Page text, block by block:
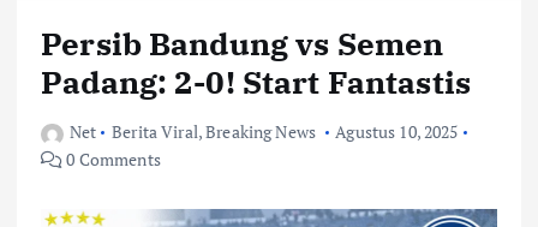
Persib Bandung vs Semen
Padang: 2-0! Start Fantastis
Net Berita Viral,Breaking News
Agustus 10, 2025
0 Comments